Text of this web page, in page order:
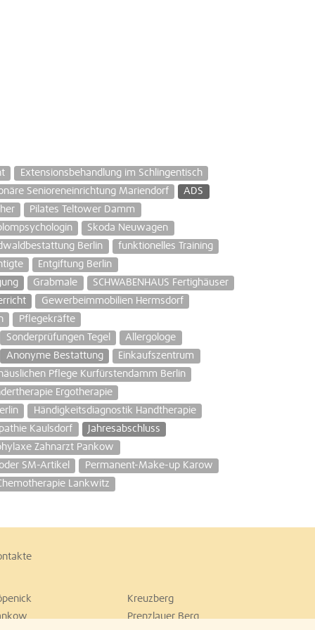
Extensionsbehandlung im Schlingentisch
Senioreneinrichtung Mariendorf
ADS
Pilates Teltower Damm
Skoda Neuwagen
Berlin
funktionelles Training
Entgiftung Berlin
Grabmale
SCHWABENHAUS Fertighäuser
Gewerbeimmobilien Hermsdorf
Pflegekräfte
Sonderprüfungen Tegel
Allergologe
Anonyme Bestattung
Einkaufszentrum
häuslichen Pflege Kurfürstendamm Berlin
Ergotherapie
Händigkeitsdiagnostik Handtherapie
Kaulsdorf
Jahresabschluss
Zahnarzt Pankow
SM-Artikel
Permanent-Make-up Karow
Lankwitz
Kreuzberg
Prenzlauer Berg